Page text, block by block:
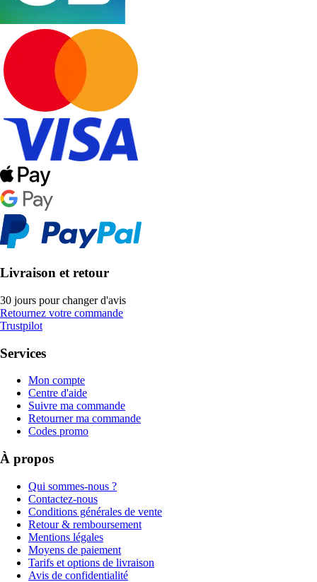
Livraison et retour
30 jours pour changer d'avis
Retournez votre commande
Trustpilot
Services
Mon compte
Centre d'aide
Suivre ma commande
Retourner ma commande
Codes promo
À propos
Qui sommes-nous ?
Contactez-nous
Conditions générales de vente
Retour & remboursement
Mentions légales
Moyens de paiement
Tarifs et options de livraison
Avis de confidentialité